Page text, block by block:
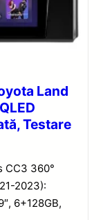
Land
Testare
CC3 360°
2023):
6+128GB,